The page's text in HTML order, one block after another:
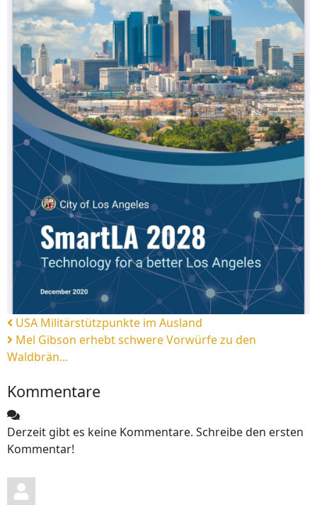
USA Militärstützpunkte im Ausland
Mel Gibson erhebt schwere Vorwürfe zu den
Waldbrän...
Kommentare
Derzeit gibt es keine Kommentare. Schreibe den ersten
Kommentar!